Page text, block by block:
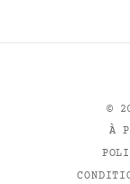
©
À